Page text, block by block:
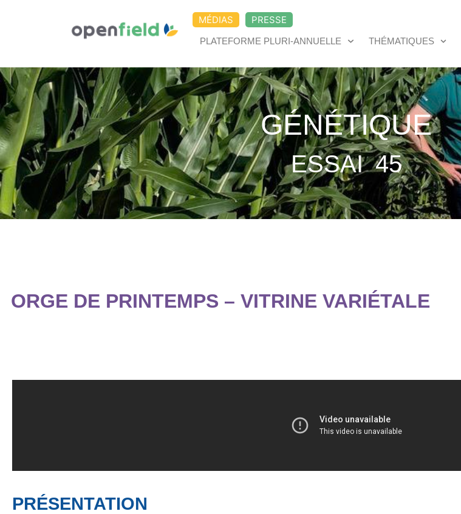
MÉDIAS PRESSE
PLATEFORME PLURI-ANNUELLE THÉMATIQUES
GÉNÉTIQUE
ESSAI 45
ORGE DE PRINTEMPS – VITRINE VARIÉTALE
PRÉSENTATION